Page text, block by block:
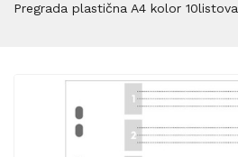
Pregrada plastična A4 kolor 10listova